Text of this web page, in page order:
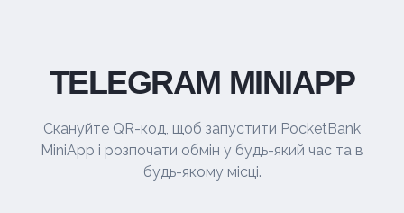
TELEGRAM MINIAPP
Скануйте QR-код, щоб запустити PocketBank
MiniApp і розпочати обмін у будь-який час та в
будь-якому місці.